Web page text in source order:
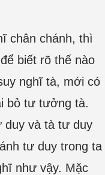
chân chánh, thì
để biết rõ thế nào
nghĩ tà, mới có
bỏ tư tưởng tà.
duy và tà tư duy
tư duy trong ta
như vậy. Mặc